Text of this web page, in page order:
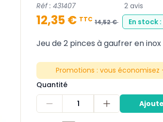
Réf : 431407 2 avis
12,35 € TTC 14,52 € En stock
Jeu de 2 pinces à gaufrer en
Promotions : vous économisez
Quantité
1